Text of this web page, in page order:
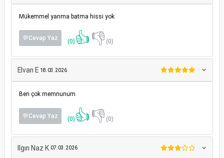
Mükemmel yanma batma hissi yok
💬Cevap Yaz (0) 👍👎(0)
Elvan E 18.03.2026
Ben çok memnunum
💬Cevap Yaz (0) 👍👎(0)
Ilgın Naz K 07.03.2026